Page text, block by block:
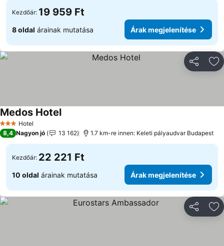
Kezdőár: 19 959 Ft
8 oldal árainak mutatása Árak megjelenítése
3 Kategória
Hotel
Medos Hotel
8,4 Nagyon jó 13 162 1.7 km-re innen: Keleti pályaudvar Budapest
Kezdőár: 22 221 Ft
10 oldal árainak mutatása Árak megjelenítése